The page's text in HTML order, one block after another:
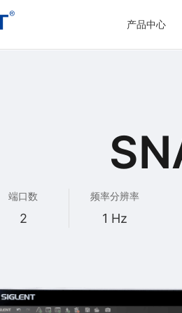
产品中心
端口数
2
频率分辨率
1 Hz